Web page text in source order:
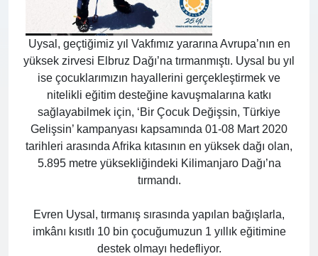
Uysal, geçtiğimiz yıl Vakfımız yararına Avrupa’nın en
yüksek zirvesi Elbruz Dağı’na tırmanmıştı. Uysal bu yıl
ise çocuklarımızın hayallerini gerçekleştirmek ve
nitelikli eğitim desteğine kavuşmalarına katkı
sağlayabilmek için, ‘Bir Çocuk Değişsin, Türkiye
Gelişsin’ kampanyası kapsamında 01-08 Mart 2020
tarihleri arasında Afrika kıtasının en yüksek dağı olan,
5.895 metre yüksekliğindeki Kilimanjaro Dağı’na
tırmandı.
Evren Uysal, tırmanış sırasında yapılan bağışlarla,
imkânı kısıtlı 10 bin çocuğumuzun 1 yıllık eğitimine
destek olmayı hedefliyor.